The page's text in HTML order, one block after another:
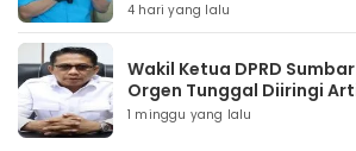
4 hari yang lalu
Wakil Ketua DPRD
Orgen Tunggal Diiringi
1 minggu yang lalu